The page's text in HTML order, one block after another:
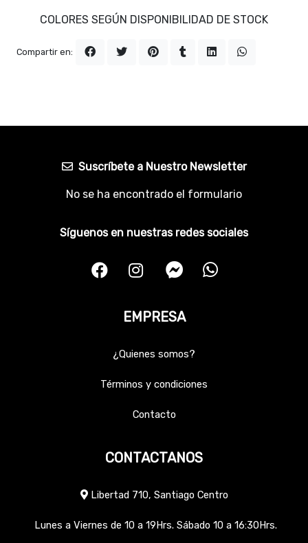
COLORES SEGÚN DISPONIBILIDAD DE STOCK
Compartir en:
Suscríbete a Nuestro Newsletter
No se ha encontrado el formulario
Síguenos en nuestras redes sociales
EMPRESA
¿Quienes somos?
Términos y condiciones
Contacto
CONTACTANOS
Libertad 710, Santiago Centro
Lunes a Viernes de 10 a 19Hrs. Sábado 10 a 16:30Hrs.